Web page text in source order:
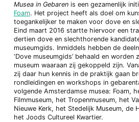
Musea in Gebarenis een gezamenlijk
Foam. Het project heeft als doel om
toegankelijker te maken voor dove en
Eind maart 2016 startte hiervoor een
dertien dove en slechthorende
museumgids. Inmiddels hebben de
‘Dove museumgids’ behaald en
museum waaraan zij gekoppeld zijn.
zij daar hun kennis in de praktijk gaan
rondleidingen en workshops in
volgende Amsterdamse musea: Foam,
Filmmuseum, het Tropenmuseum, het
Nieuwe Kerk, het Stedelijk Museum, de
het Joods Cultureel Kwartier.